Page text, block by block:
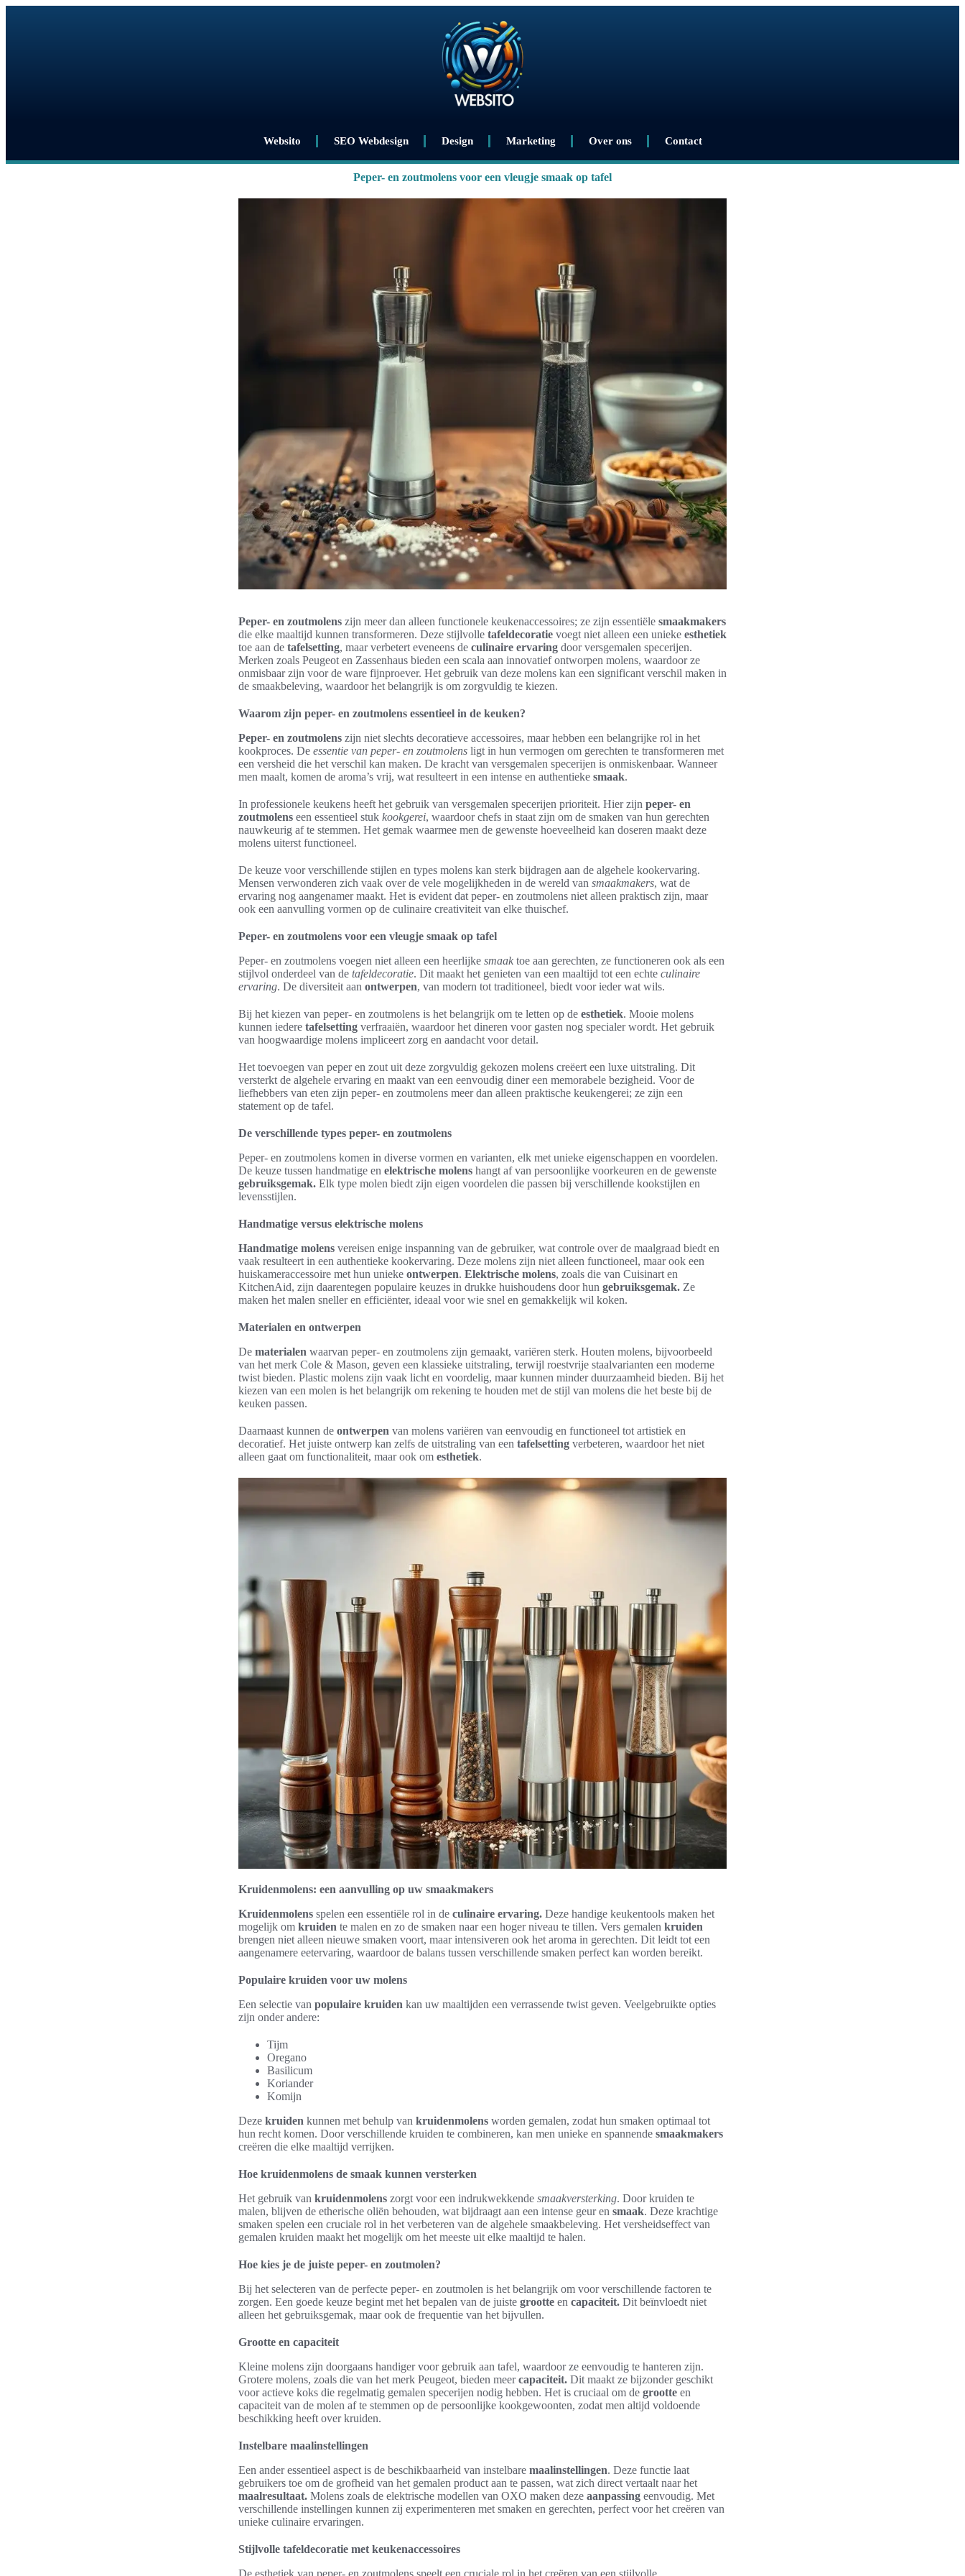
Websito SEO Webdesign Design Marketing Over ons Contact
Peper- en zoutmolens voor een vleugje smaak op tafel
Peper- en zoutmolens zijn meer dan alleen functionele keukenaccessoires; ze zijn essentiële smaakmakers
die elke maaltijd kunnen transformeren. Deze stijlvolle tafeldecoratie voegt niet alleen een unieke esthetiek
toe aan de tafelsetting, maar verbetert eveneens de culinaire ervaring door versgemalen specerijen.
Merken zoals Peugeot en Zassenhaus bieden een scala aan innovatief ontworpen molens, waardoor ze
onmisbaar zijn voor de ware fijnproever. Het gebruik van deze molens kan een significant verschil maken in
de smaakbeleving, waardoor het belangrijk is om zorgvuldig te kiezen.
Waarom zijn peper- en zoutmolens essentieel in de keuken?
Peper- en zoutmolens zijn niet slechts decoratieve accessoires, maar hebben een belangrijke rol in het
kookproces. De essentie van peper- en zoutmolens ligt in hun vermogen om gerechten te transformeren met
een versheid die het verschil kan maken. De kracht van versgemalen specerijen is onmiskenbaar. Wanneer
men maalt, komen de aroma’s vrij, wat resulteert in een intense en authentieke smaak.
In professionele keukens heeft het gebruik van versgemalen specerijen prioriteit. Hier zijn peper- en
zoutmolens een essentieel stuk kookgerei, waardoor chefs in staat zijn om de smaken van hun gerechten
nauwkeurig af te stemmen. Het gemak waarmee men de gewenste hoeveelheid kan doseren maakt deze
molens uiterst functioneel.
De keuze voor verschillende stijlen en types molens kan sterk bijdragen aan de algehele kookervaring.
Mensen verwonderen zich vaak over de vele mogelijkheden in de wereld van smaakmakers, wat de
ervaring nog aangenamer maakt. Het is evident dat peper- en zoutmolens niet alleen praktisch zijn, maar
ook een aanvulling vormen op de culinaire creativiteit van elke thuischef.
Peper- en zoutmolens voor een vleugje smaak op tafel
Peper- en zoutmolens voegen niet alleen een heerlijke smaak toe aan gerechten, ze functioneren ook als een
stijlvol onderdeel van de tafeldecoratie. Dit maakt het genieten van een maaltijd tot een echte culinaire
ervaring. De diversiteit aan ontwerpen, van modern tot traditioneel, biedt voor ieder wat wils.
Bij het kiezen van peper- en zoutmolens is het belangrijk om te letten op de esthetiek. Mooie molens
kunnen iedere tafelsetting verfraaiën, waardoor het dineren voor gasten nog specialer wordt. Het gebruik
van hoogwaardige molens impliceert zorg en aandacht voor detail.
Het toevoegen van peper en zout uit deze zorgvuldig gekozen molens creëert een luxe uitstraling. Dit
versterkt de algehele ervaring en maakt van een eenvoudig diner een memorabele bezigheid. Voor de
liefhebbers van eten zijn peper- en zoutmolens meer dan alleen praktische keukengerei; ze zijn een
statement op de tafel.
De verschillende types peper- en zoutmolens
Peper- en zoutmolens komen in diverse vormen en varianten, elk met unieke eigenschappen en voordelen.
De keuze tussen handmatige en elektrische molens hangt af van persoonlijke voorkeuren en de gewenste
gebruiksgemak. Elk type molen biedt zijn eigen voordelen die passen bij verschillende kookstijlen en
levensstijlen.
Handmatige versus elektrische molens
Handmatige molens vereisen enige inspanning van de gebruiker, wat controle over de maalgraad biedt en
vaak resulteert in een authentieke kookervaring. Deze molens zijn niet alleen functioneel, maar ook een
huiskameraccessoire met hun unieke ontwerpen. Elektrische molens, zoals die van Cuisinart en
KitchenAid, zijn daarentegen populaire keuzes in drukke huishoudens door hun gebruiksgemak. Ze
maken het malen sneller en efficiënter, ideaal voor wie snel en gemakkelijk wil koken.
Materialen en ontwerpen
De materialen waarvan peper- en zoutmolens zijn gemaakt, variëren sterk. Houten molens, bijvoorbeeld
van het merk Cole & Mason, geven een klassieke uitstraling, terwijl roestvrije staalvarianten een moderne
twist bieden. Plastic molens zijn vaak licht en voordelig, maar kunnen minder duurzaamheid bieden. Bij het
kiezen van een molen is het belangrijk om rekening te houden met de stijl van molens die het beste bij de
keuken passen.
Daarnaast kunnen de ontwerpen van molens variëren van eenvoudig en functioneel tot artistiek en
decoratief. Het juiste ontwerp kan zelfs de uitstraling van een tafelsetting verbeteren, waardoor het niet
alleen gaat om functionaliteit, maar ook om esthetiek.
Kruidenmolens: een aanvulling op uw smaakmakers
Kruidenmolens spelen een essentiële rol in de culinaire ervaring. Deze handige keukentools maken het
mogelijk om kruiden te malen en zo de smaken naar een hoger niveau te tillen. Vers gemalen kruiden
brengen niet alleen nieuwe smaken voort, maar intensiveren ook het aroma in gerechten. Dit leidt tot een
aangenamere eetervaring, waardoor de balans tussen verschillende smaken perfect kan worden bereikt.
Populaire kruiden voor uw molens
Een selectie van populaire kruiden kan uw maaltijden een verrassende twist geven. Veelgebruikte opties
zijn onder andere:
Tijm
Oregano
Basilicum
Koriander
Komijn
Deze kruiden kunnen met behulp van kruidenmolens worden gemalen, zodat hun smaken optimaal tot
hun recht komen. Door verschillende kruiden te combineren, kan men unieke en spannende smaakmakers
creëren die elke maaltijd verrijken.
Hoe kruidenmolens de smaak kunnen versterken
Het gebruik van kruidenmolens zorgt voor een indrukwekkende smaakversterking. Door kruiden te
malen, blijven de etherische oliën behouden, wat bijdraagt aan een intense geur en smaak. Deze krachtige
smaken spelen een cruciale rol in het verbeteren van de algehele smaakbeleving. Het versheidseffect van
gemalen kruiden maakt het mogelijk om het meeste uit elke maaltijd te halen.
Hoe kies je de juiste peper- en zoutmolen?
Bij het selecteren van de perfecte peper- en zoutmolen is het belangrijk om voor verschillende factoren te
zorgen. Een goede keuze begint met het bepalen van de juiste grootte en capaciteit. Dit beïnvloedt niet
alleen het gebruiksgemak, maar ook de frequentie van het bijvullen.
Grootte en capaciteit
Kleine molens zijn doorgaans handiger voor gebruik aan tafel, waardoor ze eenvoudig te hanteren zijn.
Grotere molens, zoals die van het merk Peugeot, bieden meercapaciteit. Dit maakt ze bijzonder geschikt
voor actieve koks die regelmatig gemalen specerijen nodig hebben. Het is cruciaal om de grootte en
capaciteit van de molen af te stemmen op de persoonlijke kookgewoonten, zodat men altijd voldoende
beschikking heeft over kruiden.
Instelbare maalinstellingen
Een ander essentieel aspect is de beschikbaarheid van instelbare maalinstellingen. Deze functie laat
gebruikers toe om de grofheid van het gemalen product aan te passen, wat zich direct vertaalt naar het
maalresultaat. Molens zoals de elektrische modellen van OXO maken deze aanpassing eenvoudig. Met
verschillende instellingen kunnen zij experimenteren met smaken en gerechten, perfect voor het creëren van
unieke culinaire ervaringen.
Stijlvolle tafeldecoratie met keukenaccessoires
De esthetiek van peper- en zoutmolens speelt een cruciale rol in het creëren van een stijlvolle